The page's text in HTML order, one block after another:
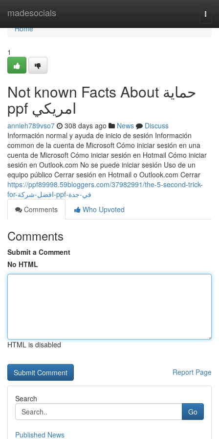
madesocials
Home
Home
1
Not known Facts About حماية
ppf امريكي
annieh789vso7 308 days ago News
Discuss
Información normal y ayuda de inicio de sesión Información
common de la cuenta de Microsoft Cómo iniciar sesión en una
cuenta de Microsoft Cómo iniciar sesión en Hotmail Cómo iniciar
sesión en Outlook.com No se puede iniciar sesión Uso de un
equipo público Cerrar sesión en Hotmail o Outlook.com Cerrar
https://ppf89998.59bloggers.com/37982991/the-5-second-trick-
for-افضل-شركة-ppf-في-جدة
Comments
Who Upvoted
Comments
Submit a Comment
No HTML
HTML is disabled
Report Page
Search
Go
Published News